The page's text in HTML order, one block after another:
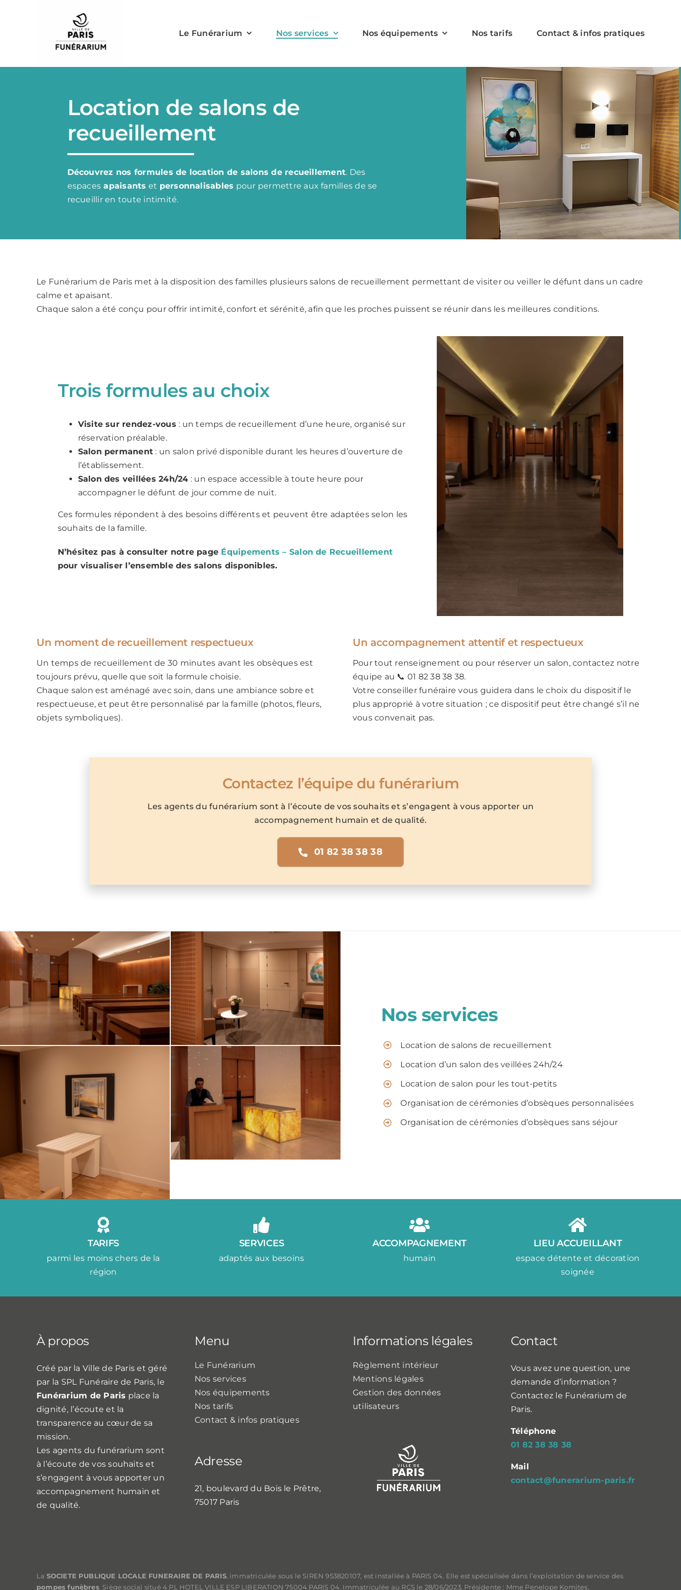
Le Funérarium Nos services Nos équipements Nos tarifs Contact & infos pratiques
Location de salons de
recueillement
Découvrez nos formules de location de salons de recueillement. Des
espaces apaisants et personnalisables pour permettre aux familles de se
recueillir en toute intimité.
Le Funérarium de Paris met à la disposition des familles plusieurs salons de recueillement permettant de visiter ou veiller le défunt dans un cadre
calme et apaisant.
Chaque salon a été conçu pour offrir intimité, confort et sérénité, afin que les proches puissent se réunir dans les meilleures conditions.
Trois formules au choix
Visite sur rendez-vous : un temps de recueillement d’une heure, organisé sur
réservation préalable.
Salon permanent : un salon privé disponible durant les heures d’ouverture de
l’établissement.
Salon des veillées 24h/24 : un espace accessible à toute heure pour
accompagner le défunt de jour comme de nuit.
Ces formules répondent à des besoins différents et peuvent être adaptées selon les
souhaits de la famille.
N’hésitez pas à consulter notre page Équipements – Salon de Recueillement
pour visualiser l’ensemble des salons disponibles.
Un moment de recueillement respectueux
Un temps de recueillement de 30 minutes avant les obsèques est
toujours prévu, quelle que soit la formule choisie.
Chaque salon est aménagé avec soin, dans une ambiance sobre et
respectueuse, et peut être personnalisé par la famille (photos, fleurs,
objets symboliques).
Un accompagnement attentif et respectueux
Pour tout renseignement ou pour réserver un salon, contactez notre
équipe au 📞 01 82 38 38 38.
Votre conseiller funéraire vous guidera dans le choix du dispositif le
plus approprié à votre situation ; ce dispositif peut être changé s’il ne
vous convenait pas.
Contactez l’équipe du funérarium
Les agents du funérarium sont à l’écoute de vos souhaits et s’engagent à vous apporter un
accompagnement humain et de qualité.
01 82 38 38 38
Nos services
Location de salons de recueillement
Location d’un salon des veillées 24h/24
Location de salon pour les tout-petits
Organisation de cérémonies d’obsèques personnalisées
Organisation de cérémonies d’obsèques sans séjour
TARIFS
parmi les moins chers de la
région
SERVICES
adaptés aux besoins
ACCOMPAGNEMENT
humain
LIEU ACCUEILLANT
espace détente et décoration
soignée
À propos
Créé par la Ville de Paris et géré
par la SPL Funéraire de Paris, le
Funérarium de Paris place la
dignité, l’écoute et la
transparence au cœur de sa
mission.
Les agents du funérarium sont
à l’écoute de vos souhaits et
s’engagent à vous apporter un
accompagnement humain et
de qualité.
Menu
Le Funérarium
Nos services
Nos équipements
Nos tarifs
Contact & infos pratiques
Adresse
21, boulevard du Bois le Prêtre,
75017 Paris
Informations légales
Règlement intérieur
Mentions légales
Gestion des données
utilisateurs
Contact
Vous avez une question, une
demande d’information ?
Contactez le Funérarium de
Paris.
Téléphone
01 82 38 38 38
Mail
contact@funerarium-paris.fr
La SOCIETE PUBLIQUE LOCALE FUNERAIRE DE PARIS, immatriculée sous le SIREN 953820107, est installée à PARIS 04. Elle est spécialisée dans l’exploitation de service des
pompes funèbres. Siège social situé 4 PL HOTEL VILLE ESP LIBERATION 75004 PARIS 04. Immatriculée au RCS le 28/06/2023. Présidente : Mme Penelope Komites.